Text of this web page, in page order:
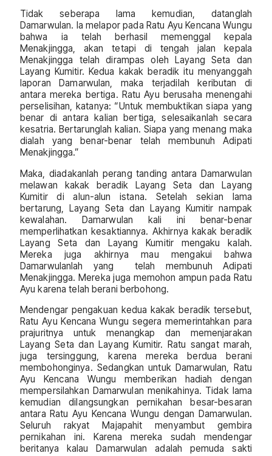
Tidak seberapa lama kemudian, datanglah
Damarwulan. Ia melapor pada Ratu Ayu Kencana Wungu
bahwa ia telah berhasil memenggal kepala
Menakjingga, akan tetapi di tengah jalan kepala
Menakjingga telah dirampas oleh Layang Seta dan
Layang Kumitir. Kedua kakak beradik itu menyanggah
laporan Damarwulan, maka terjadilah keributan di
antara mereka bertiga. Ratu Ayu berusaha menengahi
perselisihan, katanya: “Untuk membuktikan siapa yang
benar di antara kalian bertiga, selesaikanlah secara
kesatria. Bertarunglah kalian. Siapa yang menang maka
dialah yang benar-benar telah membunuh Adipati
Menakjingga.”
Maka, diadakanlah perang tanding antara Damarwulan
melawan kakak beradik Layang Seta dan Layang
Kumitir di alun-alun istana. Setelah sekian lama
bertarung, Layang Seta dan Layang Kumitir nampak
kewalahan. Damarwulan kali ini benar-benar
memperlihatkan kesaktiannya. Akhirnya kakak beradik
Layang Seta dan Layang Kumitir mengaku kalah.
Mereka juga akhirnya mau mengakui bahwa
Damarwulanlah yang telah membunuh Adipati
Menakjingga. Mereka juga memohon ampun pada Ratu
Ayu karena telah berani berbohong.
Mendengar pengakuan kedua kakak beradik tersebut,
Ratu Ayu Kencana Wungu segera memerintahkan para
prajuritnya untuk menangkap dan memenjarakan
Layang Seta dan Layang Kumitir. Ratu sangat marah,
juga tersinggung, karena mereka berdua berani
membohonginya. Sedangkan untuk Damarwulan, Ratu
Ayu Kencana Wungu memberikan hadiah dengan
mempersilahkan Damarwulan menikahinya. Tidak lama
kemudian dilangsungkan pernikahan besar-besaran
antara Ratu Ayu Kencana Wungu dengan Damarwulan.
Seluruh rakyat Majapahit menyambut gembira
pernikahan ini. Karena mereka sudah mendengar
beritanya kalau Damarwulan adalah pemuda sakti